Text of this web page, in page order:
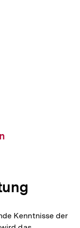
Kenntnisse der